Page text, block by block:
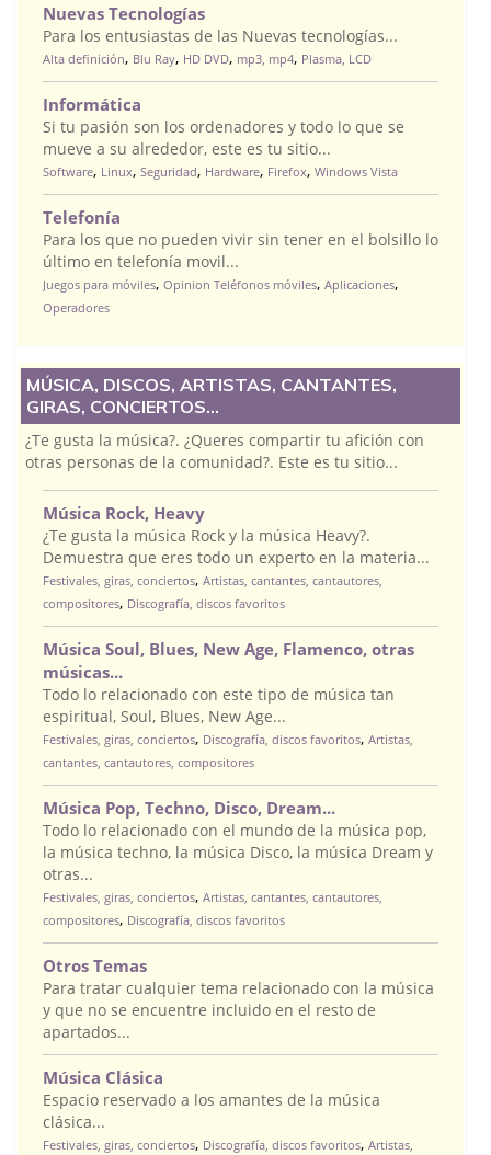
Nuevas Tecnologías
Para los entusiastas de las Nuevas tecnologías...
Alta definición, Blu Ray, HD DVD, mp3, mp4, Plasma, LCD
Informática
Si tu pasión son los ordenadores y todo lo que se
mueve a su alrededor, este es tu sitio...
Software, Linux, Seguridad, Hardware, Firefox, Windows Vista
Telefonía
Para los que no pueden vivir sin tener en el bolsillo lo
último en telefonía movil...
Juegos para móviles, Opinion Teléfonos móviles, Aplicaciones,
Operadores
MÚSICA, DISCOS, ARTISTAS, CANTANTES,
GIRAS, CONCIERTOS...
¿Te gusta la música?. ¿Queres compartir tu afición con
otras personas de la comunidad?. Este es tu sitio...
Música Rock, Heavy
¿Te gusta la música Rock y la música Heavy?.
Demuestra que eres todo un experto en la materia...
Festivales, giras, conciertos, Artistas, cantantes, cantautores,
compositores, Discografía, discos favoritos
Música Soul, Blues, New Age, Flamenco, otras
músicas...
Todo lo relacionado con este tipo de música tan
espiritual, Soul, Blues, New Age...
Festivales, giras, conciertos, Discografía, discos favoritos, Artistas,
cantantes, cantautores, compositores
Música Pop, Techno, Disco, Dream...
Todo lo relacionado con el mundo de la música pop,
la música techno, la música Disco, la música Dream y
otras...
Festivales, giras, conciertos, Artistas, cantantes, cantautores,
compositores, Discografía, discos favoritos
Otros Temas
Para tratar cualquier tema relacionado con la música
y que no se encuentre incluido en el resto de
apartados...
Música Clásica
Espacio reservado a los amantes de la música
clásica...
Festivales, giras, conciertos, Discografía, discos favoritos, Artistas,